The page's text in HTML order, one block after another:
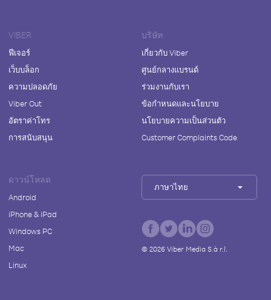
VIBER
ฟีเจอร์
เว็บบล็อก
ความปลอดภัย
Viber Out
อัตราค่าโทร
การสนับสนุน
บริษัท
เกี่ยวกับ Viber
ศูนย์กลางแบรนด์
ร่วมงานกับเรา
ข้อกำหนดและนโยบาย
นโยบายความเป็นส่วนตัว
Customer Complaints Code
ดาวน์โหลด
Android
iPhone & iPad
Windows PC
Mac
Linux
ภาษาไทย
© 2026Viber Media S.à r.l.